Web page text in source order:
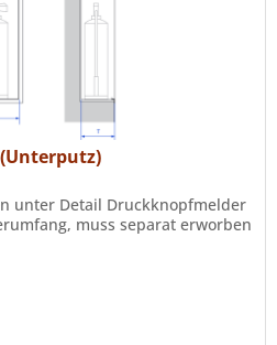
unter Detail Druckknopfmelder
muss separat erworben